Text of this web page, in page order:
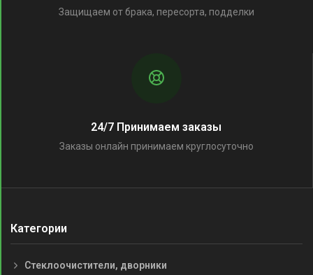
Защищаем от брака, пересорта, подделки
24/7 Принимаем заказы
Заказы онлайн принимаем круглосуточно
Категории
Стеклоочистители, дворники